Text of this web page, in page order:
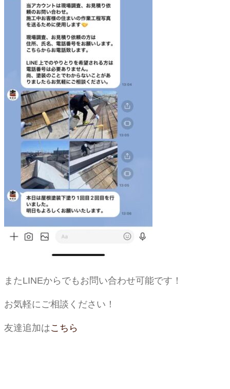
またLINEからでもお問い合わせ可能です！
お気軽にご相談ください！
友達追加はこちら